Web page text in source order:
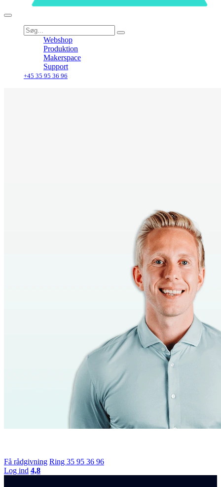
Webshop
Produktion
Makerspace
Support
+45 35 95 36 96
Få rådgivning Ring 35 95 36 96
Log ind 4,8